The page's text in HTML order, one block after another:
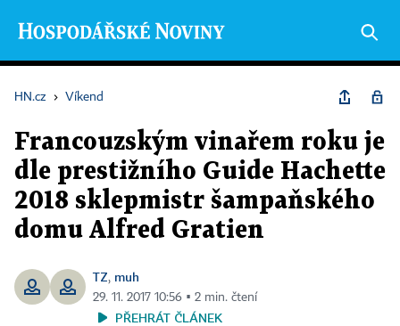
HN.cz › Víkend
Francouzským vinařem roku je
dle prestižního Guide Hachette
2018 sklepmistr šampaňského
domu Alfred Gratien
TZ, muh
29. 11. 2017 10:56 ▪ 2 min. čtení
PŘEHRÁT ČLÁNEK